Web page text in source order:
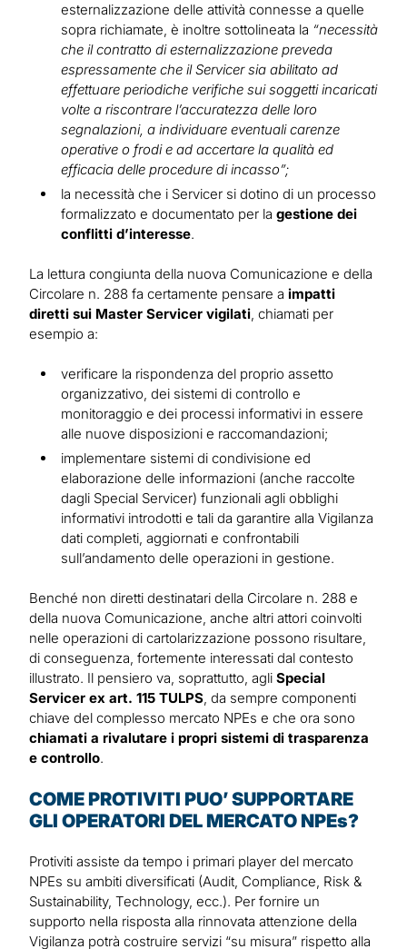
esternalizzazione delle attività connesse a quelle
sopra richiamate, è inoltre sottolineata la “necessità
che il contratto di esternalizzazione preveda
espressamente che il Servicer sia abilitato ad
effettuare periodiche verifiche sui soggetti incaricati
volte a riscontrare l’accuratezza delle loro
segnalazioni, a individuare eventuali carenze
operative o frodi e ad accertare la qualità ed
efficacia delle procedure di incasso”;
la necessità che i Servicer si dotino di un processo
formalizzato e documentato per la gestione dei
conflitti d’interesse.
La lettura congiunta della nuova Comunicazione e della
Circolare n. 288 fa certamente pensare a impatti
diretti sui Master Servicer vigilati, chiamati per
esempio a:
verificare la rispondenza del proprio assetto
organizzativo, dei sistemi di controllo e
monitoraggio e dei processi informativi in essere
alle nuove disposizioni e raccomandazioni;
implementare sistemi di condivisione ed
elaborazione delle informazioni (anche raccolte
dagli Special Servicer) funzionali agli obblighi
informativi introdotti e tali da garantire alla Vigilanza
dati completi, aggiornati e confrontabili
sull’andamento delle operazioni in gestione.
Benché non diretti destinatari della Circolare n. 288 e
della nuova Comunicazione, anche altri attori coinvolti
nelle operazioni di cartolarizzazione possono risultare,
di conseguenza, fortemente interessati dal contesto
illustrato. Il pensiero va, soprattutto, agli Special
Servicer ex art. 115 TULPS, da sempre componenti
chiave del complesso mercato NPEs e che ora sono
chiamati a rivalutare i propri sistemi di trasparenza
e controllo.
COME PROTIVITI PUO’ SUPPORTARE
GLI OPERATORI DEL MERCATO NPEs?
Protiviti assiste da tempo i primari player del mercato
NPEs su ambiti diversificati (Audit, Compliance, Risk &
Sustainability, Technology, ecc.). Per fornire un
supporto nella risposta alla rinnovata attenzione della
Vigilanza potrà costruire servizi “su misura” rispetto alla